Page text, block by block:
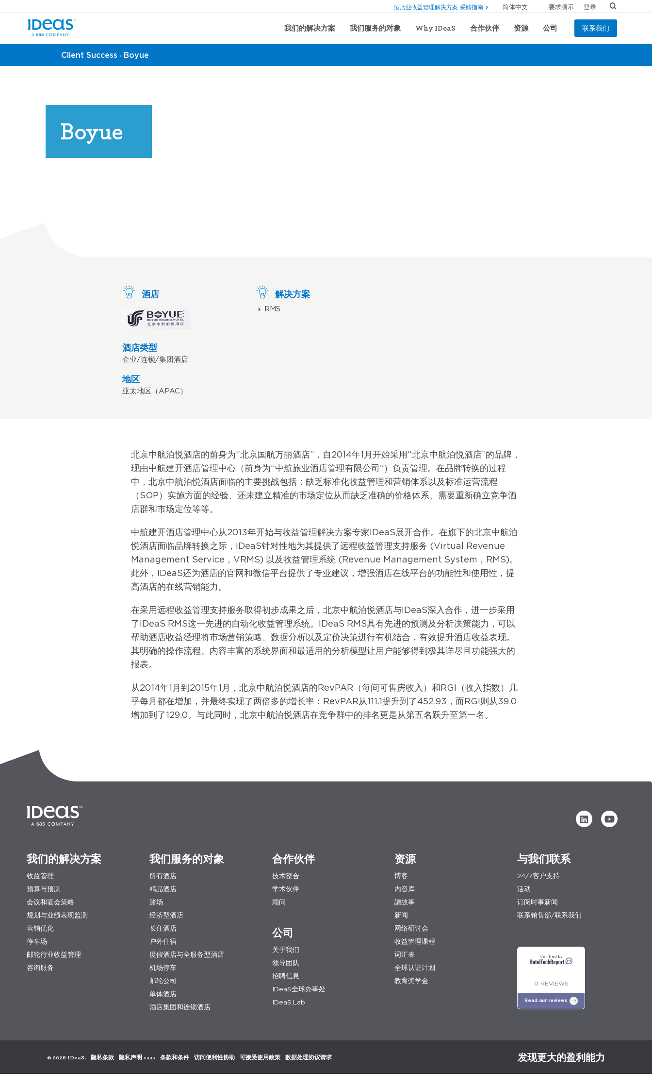
我们的解决方案 我们服务的对象 Why IDeaS 合作伙伴 资源 公司 联系我们
酒店业收益管理解决方案 采购指南 要求演示 登录
Client Success › Boyue
Boyue
酒店
酒店类型
企业/连锁/集团酒店
地区
亚太地区（APAC）
解决方案
RMS
北京中航泊悦酒店的前身为“北京国航万丽酒店”，自2014年1月开始采用“北京中航泊悦酒店”的品牌，
现由中航建开酒店管理中心（前身为“中航旅业酒店管理有限公司”）负责管理。在品牌转换的过程
中，北京中航泊悦酒店面临的主要挑战包括：缺乏标准化收益管理和营销体系以及标准运营流程
（SOP）实施方面的经验、还未建立精准的市场定位从而缺乏准确的价格体系、需要重新确立竞争酒
店群和市场定位等等。
中航建开酒店管理中心从2013年开始与收益管理解决方案专家IDeaS展开合作。在旗下的北京中航泊
悦酒店面临品牌转换之际，IDeaS针对性地为其提供了远程收益管理支持服务 (Virtual Revenue
Management Service，VRMS) 以及收益管理系统 (Revenue Management System，RMS)。
此外，IDeaS还为酒店的官网和微信平台提供了专业建议，增强酒店在线平台的功能性和使用性，提
高酒店的在线营销能力。
在采用远程收益管理支持服务取得初步成果之后，北京中航泊悦酒店与IDeaS深入合作，进一步采用
了IDeaS RMS这一先进的自动化收益管理系统。IDeaS RMS具有先进的预测及分析决策能力，可以
帮助酒店收益经理将市场营销策略、数据分析以及定价决策进行有机结合，有效提升酒店收益表现。
其明确的操作流程、内容丰富的系统界面和最适用的分析模型让用户能够得到极其详尽且功能强大的
报表。
从2014年1月到2015年1月，北京中航泊悦酒店的RevPAR（每间可售房收入）和RGI（收入指数）几
乎每月都在增加，并最终实现了两倍多的增长率：RevPAR从111.1提升到了452.93，而RGI则从39.0
增加到了129.0。与此同时，北京中航泊悦酒店在竞争群中的排名更是从第五名跃升至第一名。
我们的解决方案
收益管理
预算与预测
会议和宴会策略
规划与业绩表现监测
营销优化
停车场
邮轮行业收益管理
咨询服务
我们服务的对象
所有酒店
精品酒店
赌场
经济型酒店
长住酒店
户外住宿
度假酒店与全服务型酒店
机场停车
邮轮公司
单体酒店
酒店集团和连锁酒店
公司
关于我们
领导团队
招聘信息
IDeaS全球办事处
IDeaS.Lab
资源
博客
内容库
讀故事
新闻
网络研讨会
收益管理课程
词汇表
全球认证计划
教育奖学金
与我们联系
24/7客户支持
活动
订阅时事新闻
联系销售部/联系我们
合作伙伴
技术整合
学术伙伴
顾问
Verified by
0 REVIEWS
Read our reviews
© 2026 IDeaS. 隐私条款 隐私声明 saas 条款和条件 访问便利性协助 可接受使用政策 数据处理协议请求 发现更大的盈利能力